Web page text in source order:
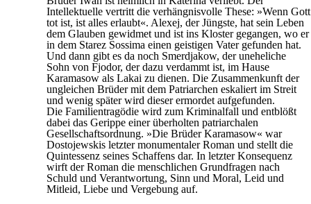
Intellektuelle vertritt die verhängnisvolle These: »Wenn Gott
tot ist, ist alles erlaubt«. Alexej, der Jüngste, hat sein Leben
dem Glauben gewidmet und ist ins Kloster gegangen, wo er
in dem Starez Sossima einen geistigen Vater gefunden hat.
Und dann gibt es da noch Smerdjakow, der uneheliche
Sohn von Fjodor, der dazu verdammt ist, im Hause
Karamasow als Lakai zu dienen. Die Zusammenkunft der
ungleichen Brüder mit dem Patriarchen eskaliert im Streit
und wenig später wird dieser ermordet aufgefunden.
Die Familientragödie wird zum Kriminalfall und entblößt
dabei das Gerippe einer überholten patriarchalen
Gesellschaftsordnung. »Die Brüder Karamasow« war
Dostojewskis letzter monumentaler Roman und stellt die
Quintessenz seines Schaffens dar. In letzter Konsequenz
wirft der Roman die menschlichen Grundfragen nach
Schuld und Verantwortung, Sinn und Moral, Leid und
Mitleid, Liebe und Vergebung auf.